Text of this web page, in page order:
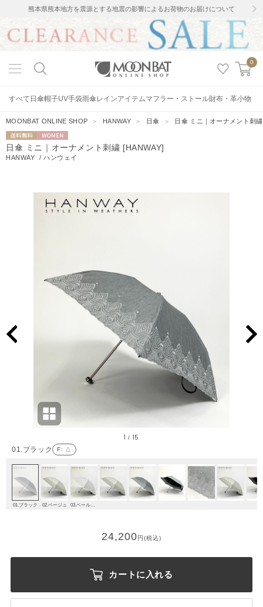
熊本県熊本地方を震源とする地震の影響によるお荷物のお届けについて
0
すべて 日傘帽子UV手袋雨傘レインアイテムマフラー・ストール財布・革小物
MOONBAT ONLINE SHOP ＞ HANWAY ＞ 日傘 ＞ 日傘 ミニ｜オーナメント刺
送料無料 WOMEN
日傘 ミニ｜オーナメント刺繍 [HANWAY]
HANWAY /ハンウェイ
01.ブラック F: △
1 / 15
01.ブラック 02.ベージュ
24,200円(税込)
カートに入れる